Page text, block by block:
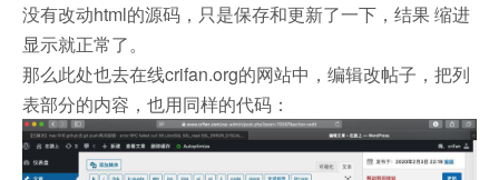
没有改动html的源码，只是保存和更新了一下，结果 缩进
显示就正常了。
那么此处也去在线crifan.org的网站中，编辑改帖子，把列
表部分的内容，也用同样的代码：